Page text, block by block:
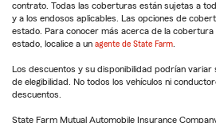
contrato. Todas las coberturas están sujetas a
y a los endosos aplicables. Las opciones de
estado. Para conocer más acerca de la cobertura
estado, localice a un agente de State Farm
Los descuentos y su disponibilidad podrían variar
de elegibilidad. No todos los vehículos ni
descuentos.
State Farm Mutual Automobile Insurance